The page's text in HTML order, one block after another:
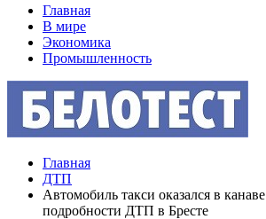
Главная
В мире
Экономика
Промышленность
Главная
ДТП
Автомобиль такси оказался в
подробности ДТП в Бресте